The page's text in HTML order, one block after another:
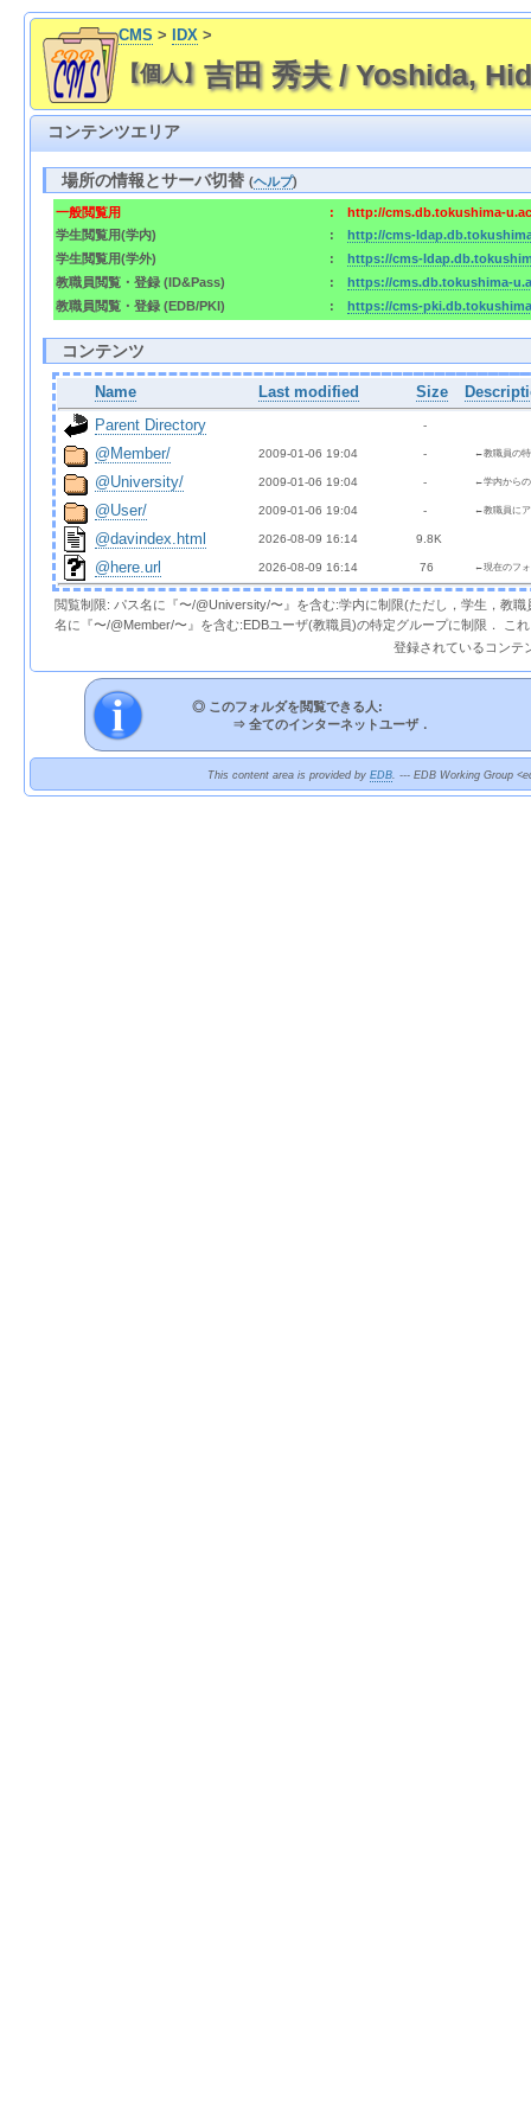
CMS > IDX>
【個人】 吉田 秀夫 / Yoshida,
コンテンツエリア
場所の情報とサーバ切替(ヘルプ)
一般閲覧用 :
http://cms.db.tokushima-
学生閲覧用(学内)
:
http://cms-
学生閲覧用(学外)
:
https://cms-
教職員閲覧・登録 (ID&Pass)
:
https://cms.db.tokushima-
教職員閲覧・登録 (EDB/PKI)
: https://cms-
コンテンツ
Name Last modified Size
Parent Directory
  -
@Member/ 2009-01-06 19:04
  -
←教職員の
@University/ 2009-01-06 19:04
  -
←学内から
@User/ 2009-01-06 19:04
  -
←教職員に
@davindex.html 2026-08-09 16:14 9.8K
@here.url 2026-08-09 16:14 76 ←現在のフ
閲覧制限: パス名に『〜/@University/〜』を含む:学内に制限(ただし，学生，教
名に『〜/@Member/〜』を含む:EDBユーザ(教職員)の特定グループに制限． こ
登録されているコンテ
◎ このフォルダを閲覧できる人:
⇒ 全てのインターネットユーザ．
This content area is provided by EDB. --- EDB Working Group